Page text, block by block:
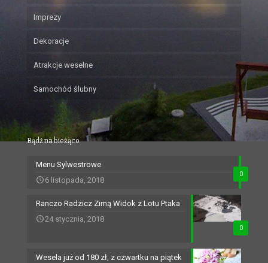
Imprezy
Dekoracje
Atrakcje weselne
Samochód ślubny
Bądź na bieżąco
0
Menu Sylwestrowe
6 listopada, 2018
0
Ranczo Radzicz Zimą Widok z Lotu Ptaka
24 stycznia, 2018
Wesela już od 180 zł, z czwartku na piątek